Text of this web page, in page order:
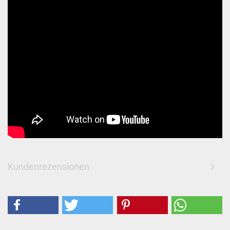
Kundenrezensionen